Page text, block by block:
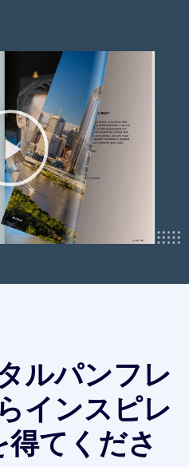
ルパンフレ
インスピレ
てくださ